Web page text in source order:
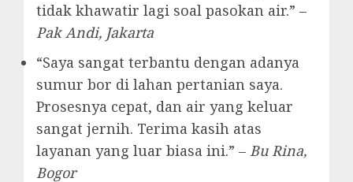
tidak khawatir lagi soal pasokan air.” –
Pak Andi, Jakarta
“Saya sangat terbantu dengan adanya
sumur bor di lahan pertanian saya.
Prosesnya cepat, dan air yang keluar
sangat jernih. Terima kasih atas
layanan yang luar biasa ini.” – Bu Rina,
Bogor